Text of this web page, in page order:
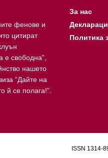
фенове и
цитират
свободна”,
нашето
“Дайте на
й се полага!”.
За нас
Политика
ISSN 1314-